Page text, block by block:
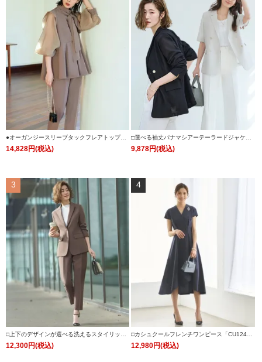
●オーガンジースリーブタックフレアトップス
＆シークレットゴム・スリムテーパードパンツ
14,828円(税込)
□選べる袖丈パナマシアーテーラードジャケッ
ト 「CJK1543」
9,878円(税込)
3
□上下のデザインが選べる洗えるスタイリッシ
ュビジネススーツパンツセット「CSU1242」/
12,300円(税込)
4
□カシュクールフレンチワンピース「CU124
8」
12,980円(税込)